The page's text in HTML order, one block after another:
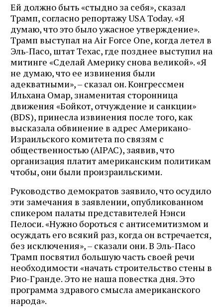
Ей должно быть «стыдно за себя», сказал
Трамп, согласно репортажу USA Today. «Я
думаю, что это было ужасное утверждение».
Трамп выступал на Air Force One, когда летел в
Эль-Пасо, штат Техас, где позднее выступил на
митинге «Сделай Америку снова великой». «Я
не думаю, что ее извинения были
адекватными», – сказал он. Конгрессмен
Ильхана Омар, знаменитая сторонница
движения «Бойкот, отчуждение и санкции»
(BDS), принесла извинения после того, как
высказала обвинение в адрес Американо-
Израильского комитета по связям с
общественностью (AIPAC), заявив, что
организация платит американским политикам
чтобы, они были произраильскими.
Руководство демократов заявило, что осудило
эти замечания в заявлении, опубликованном
спикером палаты представителей Нэнси
Пелоси. «Нужно бороться с антисемитизмом и
осуждать его всякий раз, когда он встречается,
без исключения», – сказали они. В Эль-Пасо
Трамп посвятил большую часть своей речи
необходимости «начать строительство стены в
Рио-Гранде. Это не наша повестка дня. Это
программа здравого смысла американского
народа».